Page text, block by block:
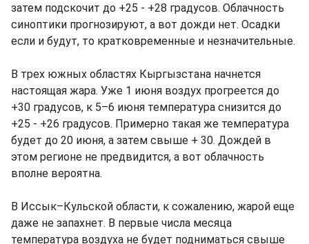
затем подскочит до +25 - +28 градусов. Облачность
синоптики прогнозируют, а вот дожди нет. Осадки
если и будут, то кратковременные и незначительные.
В трех южных областях Кыргызстана начнется
настоящая жара. Уже 1 июня воздух прогреется до
+30 градусов, к 5–6 июня температура снизится до
+25 - +26 градусов. Примерно такая же температура
будет до 20 июня, а затем свыше + 30. Дождей в
этом регионе не предвидится, а вот облачность
вполне вероятна.
В Иссык–Кульской области, к сожалению, жарой еще
даже не запахнет. В первые числа месяца
температура воздуха не будет подниматься свыше